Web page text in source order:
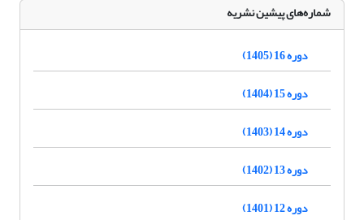
شماره‌های پیشین نشریه
دوره 16 (1405)
دوره 15 (1404)
دوره 14 (1403)
دوره 13 (1402)
دوره 12 (1401)